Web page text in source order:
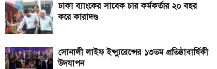
ঢাকা ব্যাংকের সাবেক চার কর্মকর্তার ২০ বছর
করে কারাদণ্ড
সোনালী লাইফ ইন্স্যুরেন্সের ১৩তম প্রতিষ্ঠাবার্ষিকী
উদযাপন